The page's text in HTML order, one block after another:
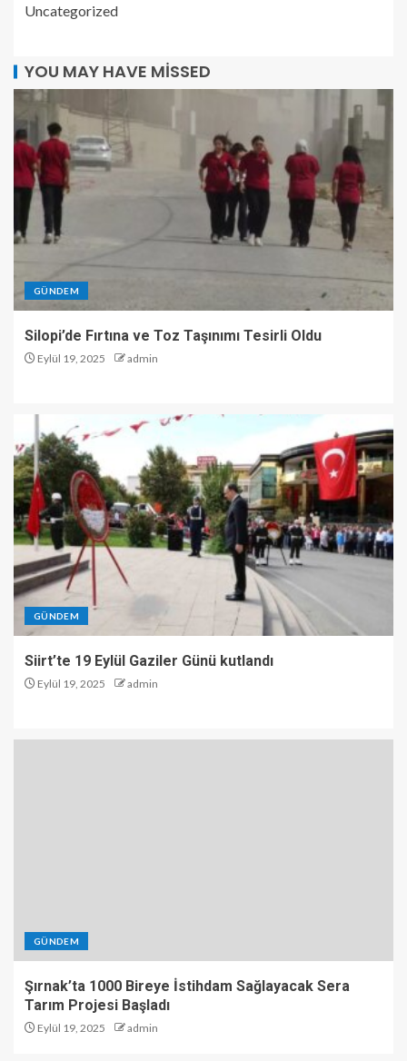
Uncategorized
YOU MAY HAVE MISSED
GÜNDEM
Silopi’de Fırtına ve Toz Taşınımı Tesirli Oldu
Eylül 19, 2025 admin
GÜNDEM
Siirt’te 19 Eylül Gaziler Günü kutlandı
Eylül 19, 2025 admin
GÜNDEM
Şırnak’ta 1000 Bireye İstihdam Sağlayacak Sera
Tarım Projesi Başladı
Eylül 19, 2025 admin